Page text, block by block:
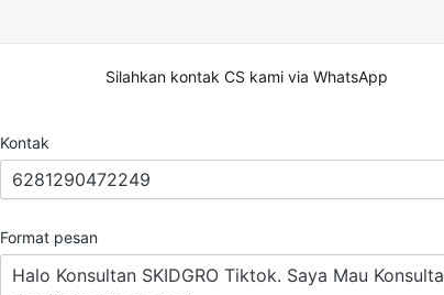
Silahkan kontak CS kami via WhatsApp
Kontak
Format pesan